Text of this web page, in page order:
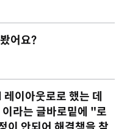
어요?
이아웃로로 했는 데
라는 글바로밑에 "로